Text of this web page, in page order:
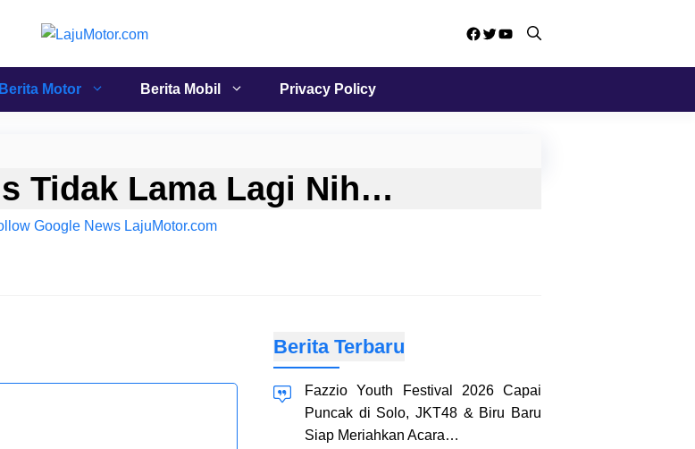
Facebook
Twitter
YouTube
Berita Motor Berita Mobil Privacy Policy
Tidak Lama Lagi Nih…
Berita Terbaru
Fazzio Youth Festival 2026 Capai
Puncak di Solo, JKT48 & Biru Baru
Siap Meriahkan Acara…